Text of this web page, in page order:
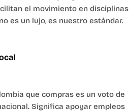
el movimiento en disciplinas
es un lujo, es nuestro estándar.
que compras es un voto de
Significa apoyar empleos